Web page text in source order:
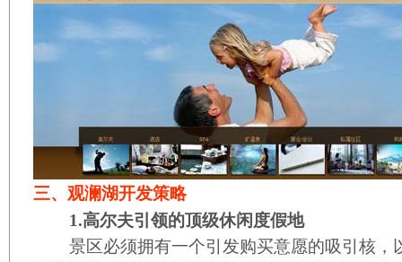
三、观澜湖开发策略
1.高尔夫引领的顶级休闲度假地
景区必须拥有一个引发购买意愿的吸引核，